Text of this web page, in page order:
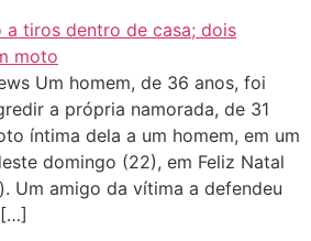
Um homem, de 36 anos, foi
a própria namorada, de 31
íntima dela a um homem, em um
domingo (22), em Feliz Natal
Um amigo da vítima a defendeu